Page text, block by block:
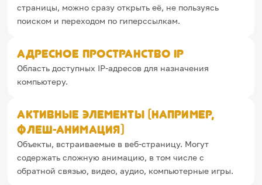
страницы, можно сразу открыть её, не пользуясь
поиском и переходом по гиперссылкам.
Адресное пространство IP
Область доступных IP-адресов для назначения
компьютеру.
Активные элементы (например,
флеш-анимация)
Объекты, встраиваемые в веб-страницу. Могут
содержать сложную анимацию, в том числе с
обратной связью, видео, аудио, компьютерные игры.